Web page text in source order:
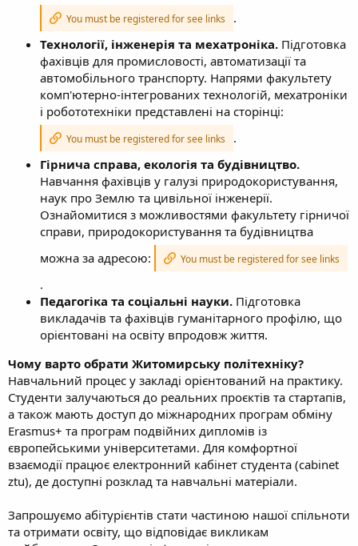
You must be registered for see links
.
Технології, інженерія та мехатроніка. Підготовка
фахівців для промисловості, автоматизації та
автомобільного транспорту. Напрями факультету
комп'ютерно-інтегрованих технологій, мехатроніки
і робототехніки представлені на сторінці:
You must be registered for see links
.
Гірнича справа, екологія та будівництво.
Навчання фахівців у галузі природокористування,
наук про Землю та цивільної інженерії.
Ознайомитися з можливостями факультету гірничої
справи, природокористування та будівництва
можна за адресою:
You must be registered for see links
.
Педагогіка та соціальні науки. Підготовка
викладачів та фахівців гуманітарного профілю, що
орієнтовані на освіту впродовж життя.
Чому варто обрати Житомирську політехніку?
Навчальний процес у закладі орієнтований на практику.
Студенти залучаються до реальних проєктів та стартапів,
а також мають доступ до міжнародних програм обміну
Erasmus+ та програм подвійних дипломів із
європейськими університетами. Для комфортної
взаємодії працює електронний кабінет студента (cabinet
ztu), де доступні розклад та навчальні матеріали.
Запрошуємо абітурієнтів стати частиною нашої спільноти
та отримати освіту, що відповідає викликам